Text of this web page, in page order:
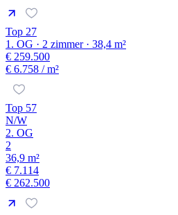
Top 27
1. OG · 2 zimmer · 38,4 m²
€ 259.500
€ 6.758 / m²
Top 57
N/W
2. OG
2
36,9 m²
€ 7.114
€ 262.500